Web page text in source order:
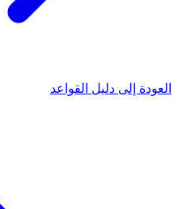
العودة إلى دليل القواعد